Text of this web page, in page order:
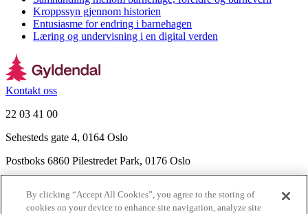
Kroppssyn gjennom historien
Entusiasme for endring i barnehagen
Læring og undervisning i en digital verden
Kontakt oss
22 03 41 00
Sehesteds gate 4, 0164 Oslo
Postboks 6860 Pilestredet Park, 0176 Oslo
Nyhetsbrev
By clicking “Accept All Cookies”, you agree to the storing of
cookies on your device to enhance site navigation, analyze site